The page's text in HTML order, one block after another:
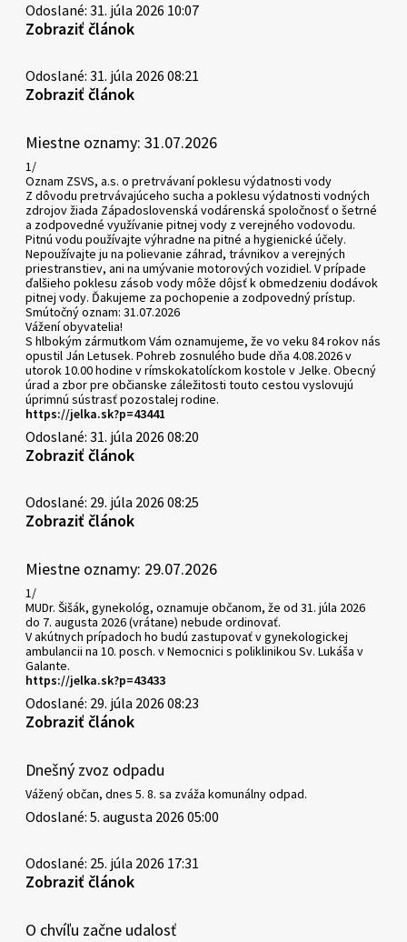
Odoslané: 31. júla 2026 10:07
Zobraziť článok
Odoslané: 31. júla 2026 08:21
Zobraziť článok
Miestne oznamy: 31.07.2026
1/
Oznam ZSVS, a.s. o pretrvávaní poklesu výdatnosti vody
Z dôvodu pretrvávajúceho sucha a poklesu výdatnosti vodných
zdrojov žiada Západoslovenská vodárenská spoločnosť o šetrné
a zodpovedné využívanie pitnej vody z verejného vodovodu.
Pitnú vodu používajte výhradne na pitné a hygienické účely.
Nepoužívajte ju na polievanie záhrad, trávnikov a verejných
priestranstiev, ani na umývanie motorových vozidiel. V prípade
ďalšieho poklesu zásob vody môže dôjsť k obmedzeniu dodávok
pitnej vody. Ďakujeme za pochopenie a zodpovedný prístup.
Smútočný oznam: 31.07.2026
Vážení obyvatelia!
S hlbokým zármutkom Vám oznamujeme, že vo veku 84 rokov nás
opustil Ján Letusek. Pohreb zosnulého bude dňa 4.08.2026 v
utorok 10.00 hodine v rímskokatolíckom kostole v Jelke. Obecný
úrad a zbor pre občianske záležitosti touto cestou vyslovujú
úprimnú sústrasť pozostalej rodine.
https://jelka.sk?p=43441
Odoslané: 31. júla 2026 08:20
Zobraziť článok
Odoslané: 29. júla 2026 08:25
Zobraziť článok
Miestne oznamy: 29.07.2026
1/
MUDr. Šišák, gynekológ, oznamuje občanom, že od 31. júla 2026
do 7. augusta 2026 (vrátane) nebude ordinovať.
V akútnych prípadoch ho budú zastupovať v gynekologickej
ambulancii na 10. posch. v Nemocnici s poliklinikou Sv. Lukáša v
Galante.
https://jelka.sk?p=43433
Odoslané: 29. júla 2026 08:23
Zobraziť článok
Dnešný zvoz odpadu
Vážený občan, dnes 5. 8. sa zváža komunálny odpad.
Odoslané: 5. augusta 2026 05:00
Odoslané: 25. júla 2026 17:31
Zobraziť článok
O chvíľu začne udalosť